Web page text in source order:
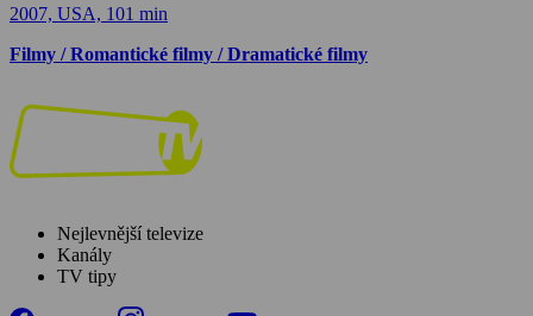
2007, USA, 101 min
Filmy / Romantické filmy / Dramatické filmy
Nejlevnější televize
Kanály
TV tipy